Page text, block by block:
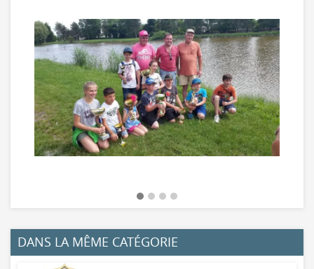
DANS LA MÊME CATÉGORIE